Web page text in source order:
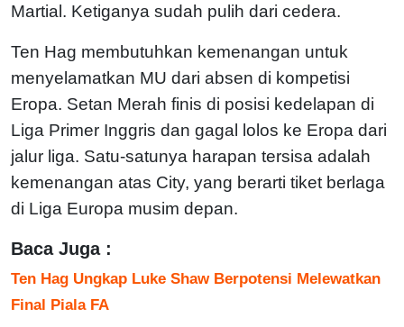
Martial. Ketiganya sudah pulih dari cedera.
Ten Hag membutuhkan kemenangan untuk
menyelamatkan MU dari absen di kompetisi
Eropa. Setan Merah finis di posisi kedelapan di
Liga Primer Inggris dan gagal lolos ke Eropa dari
jalur liga. Satu-satunya harapan tersisa adalah
kemenangan atas City, yang berarti tiket berlaga
di Liga Europa musim depan.
Baca Juga :
Ten Hag Ungkap Luke Shaw Berpotensi Melewatkan
Final Piala FA